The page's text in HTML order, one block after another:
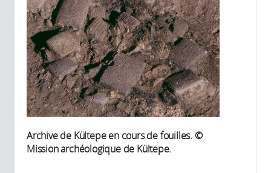
Archive de Kültepe en cours de fouilles. ©
Mission archéologique de Kültepe.